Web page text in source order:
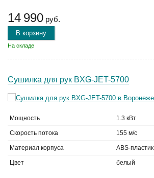
14 990 руб.
В корзину
На складе
Сушилка для рук BXG-JET-5700
Мощность 1.3 кВт
Скорость потока 155 м/с
Материал корпуса ABS-пластик
Цвет белый